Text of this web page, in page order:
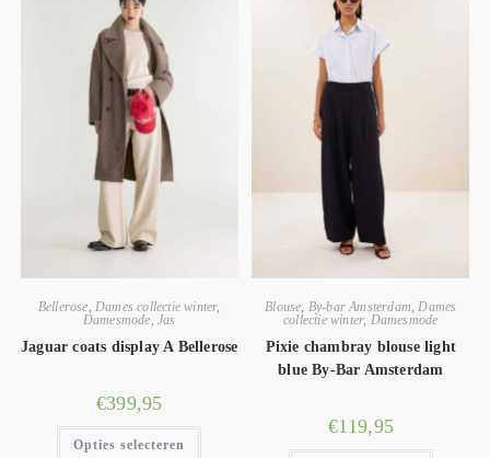
Bellerose Dames collectie winter,
Damesmode Jas
Jaguar coats display A Bellerose
€399,95
Opties selecteren
Blouse By-bar Amsterdam Dames
collectie winter, Damesmode
Pixie chambray blouse light
blue By-Bar Amsterdam
€119,95